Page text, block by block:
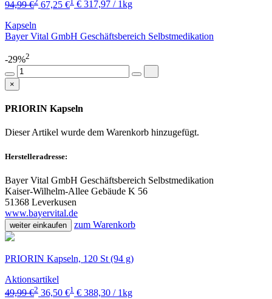
94,99 € 67,25 €
€ 317,97 / 1kg
Kapseln
Bayer Vital GmbH Geschäftsbereich Selbstmedikation
-29%2
×
PRIORIN Kapseln
Dieser Artikel wurde dem Warenkorb hinzugefügt.
Herstelleradresse:
Bayer Vital GmbH Geschäftsbereich Selbstmedikation
Kaiser-Wilhelm-Allee Gebäude K 56
51368 Leverkusen
www.bayervital.de
weiter einkaufen zum Warenkorb
PRIORIN Kapseln, 120 St (94 g)
Aktionsartikel
49,99 €2 36,50 €1 € 388,30 / 1kg